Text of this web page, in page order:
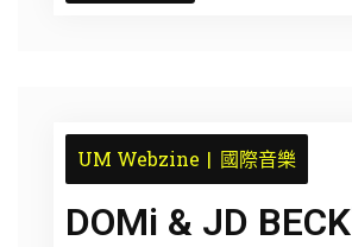
UM Webzine 國際音樂
DOMi & JD